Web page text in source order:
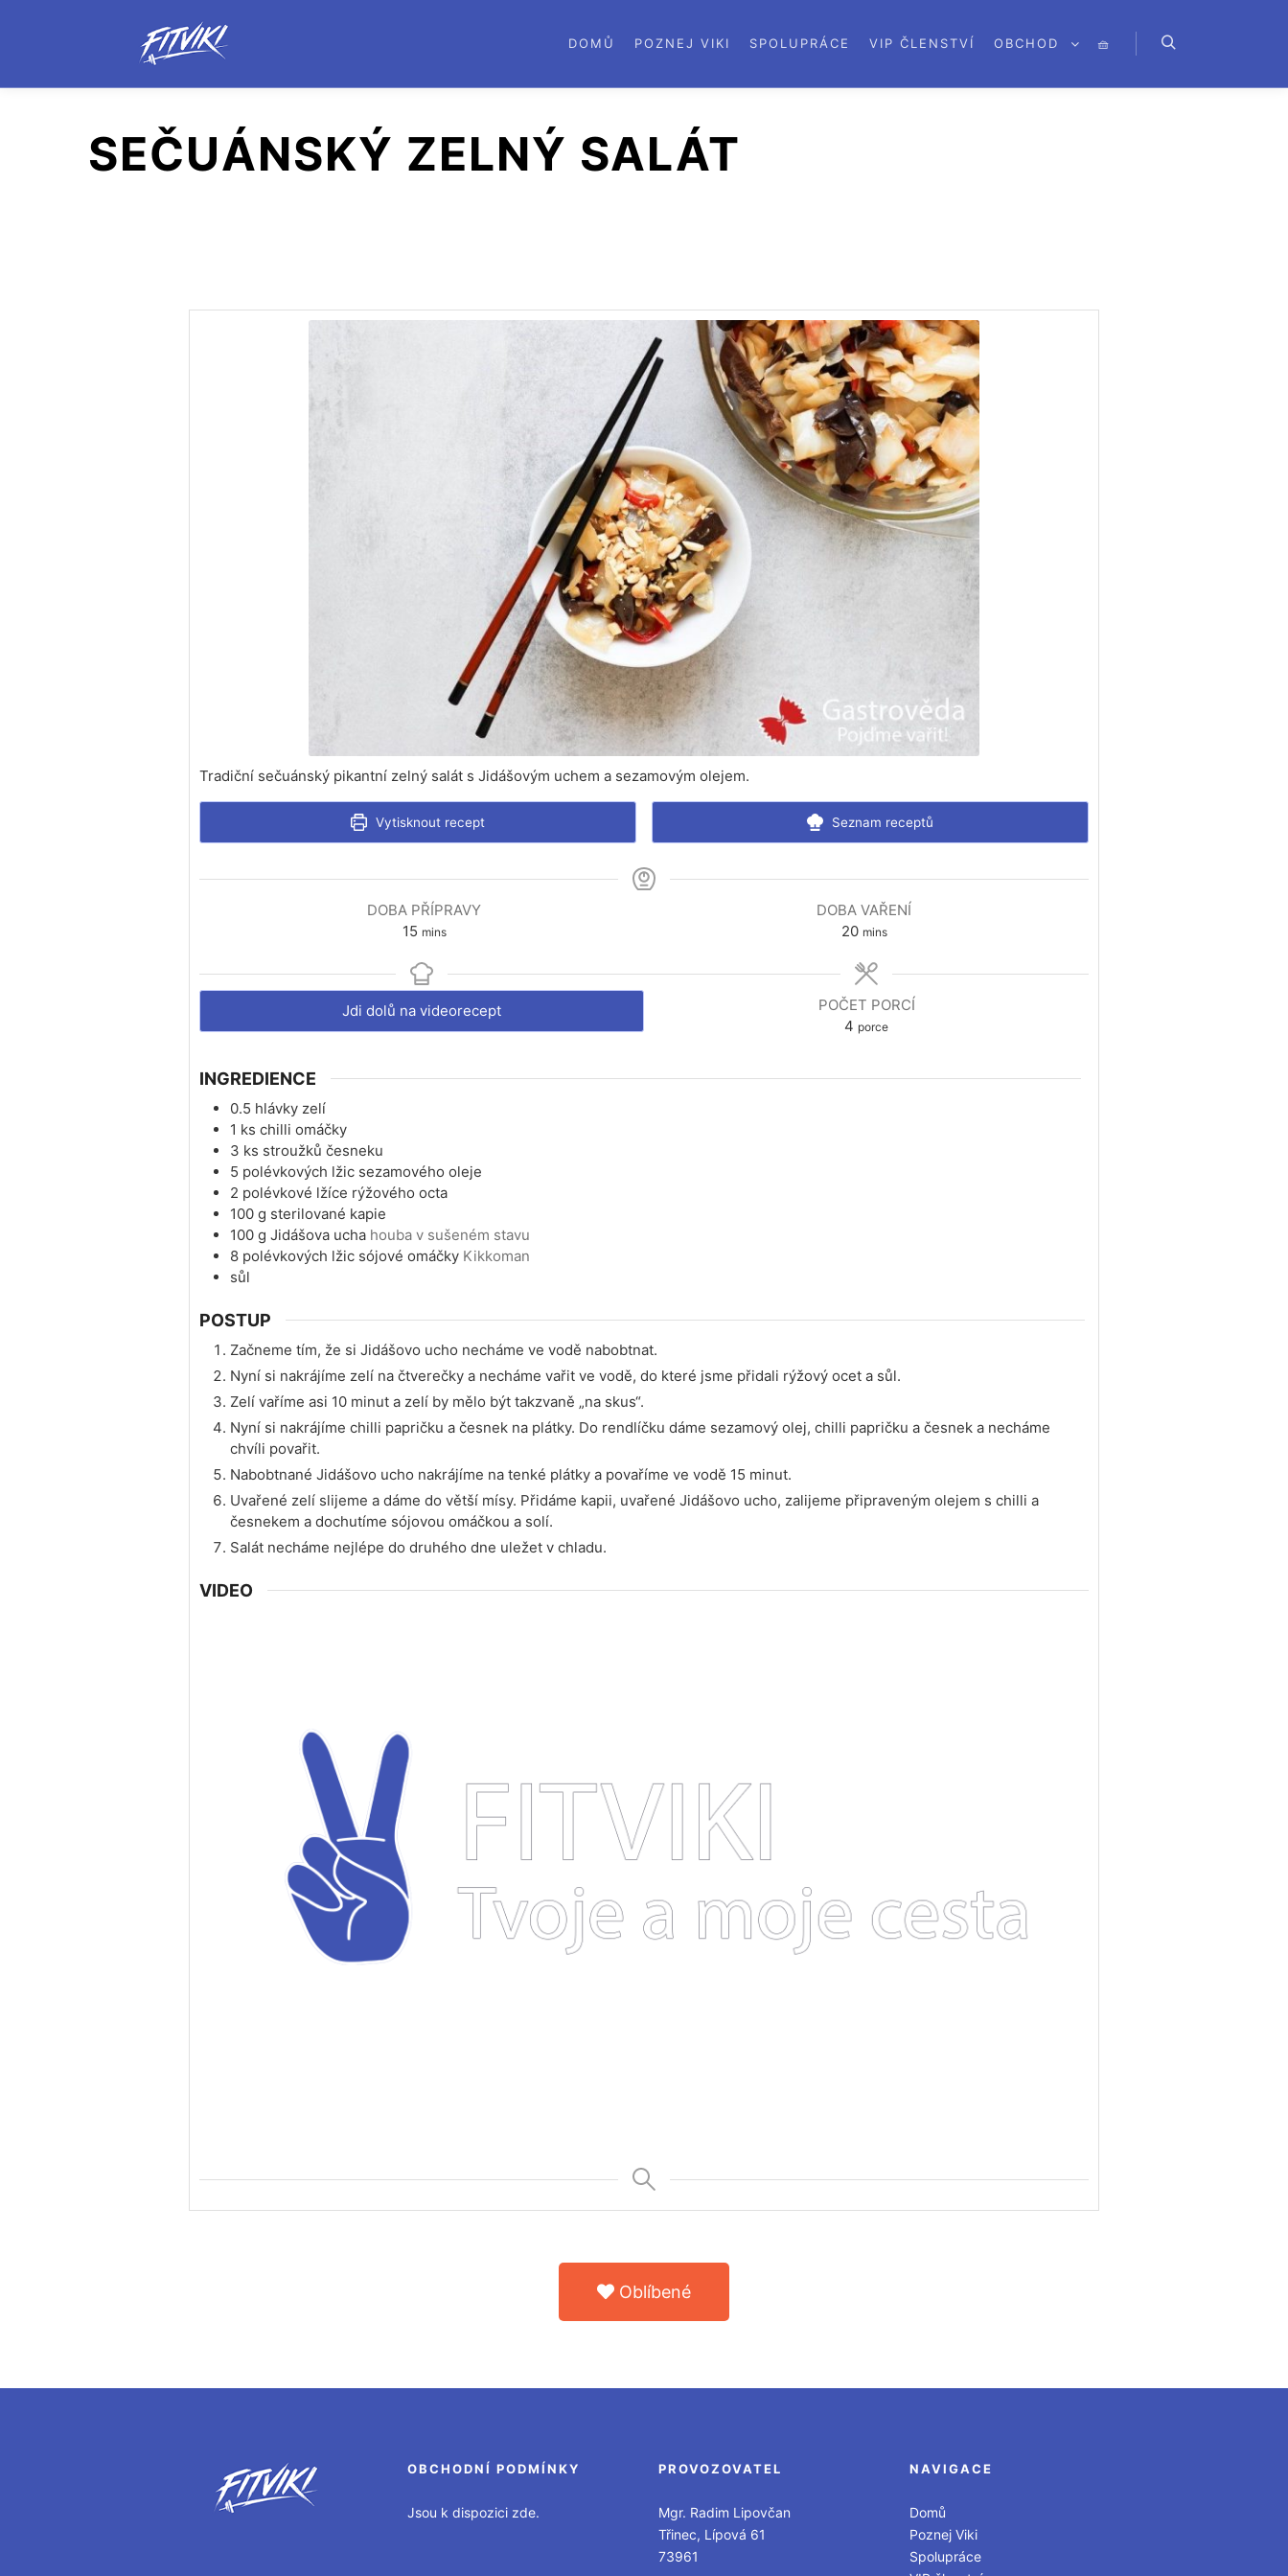
DOMŮ POZNEJ VIKI SPOLUPRÁCE VIP ČLENSTVÍ OBCHOD 🧺
SEČUÁNSKÝ ZELNÝ SALÁT
Tradiční sečuánský pikantní zelný salát s Jidášovým uchem a sezamovým olejem.
Vytisknout recept Seznam receptů
DOBA PŘÍPRAVY
15minutes
mins
DOBA VAŘENÍ
20minutes
mins
Jdi dolů na videorecept
POČET PORCÍ
4 porce
INGREDIENCE
0.5 hlávky zelí
1 ks chilli omáčky
3 ks stroužků česneku
5 polévkových lžic sezamového oleje
2 polévkové lžíce rýžového octa
100 g sterilované kapie
100 g Jidášova ucha houba v sušeném stavu
8 polévkových lžic sójové omáčky Kikkoman
sůl
POSTUP
Začneme tím, že si Jidášovo ucho necháme ve vodě nabobtnat.
Nyní si nakrájíme zelí na čtverečky a necháme vařit ve vodě, do které jsme přidali rýžový ocet a sůl.
Zelí vaříme asi 10 minut a zelí by mělo být takzvaně „na skus“.
Nyní si nakrájíme chilli papričku a česnek na plátky. Do rendlíčku dáme sezamový olej, chilli papričku a česnek a necháme
chvíli povařit.
Nabobtnané Jidášovo ucho nakrájíme na tenké plátky a povaříme ve vodě 15 minut.
Uvařené zelí slijeme a dáme do větší mísy. Přidáme kapii, uvařené Jidášovo ucho, zalijeme připraveným olejem s chilli a
česnekem a dochutíme sójovou omáčkou a solí.
Salát necháme nejlépe do druhého dne uležet v chladu.
VIDEO
Oblíbené
OBCHODNÍ PODMÍNKY
Jsou k dispozici zde.
PROVOZOVATEL
Mgr. Radim Lipovčan
Třinec, Lípová 61
73961
NAVIGACE
Domů
Poznej Viki
Spolupráce